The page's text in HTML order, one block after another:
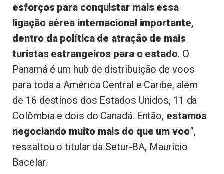
esforços para conquistar mais essa
ligação aérea internacional importante,
dentro da política de atração de mais
turistas estrangeiros para o estado. O
Panamá é um hub de distribuição de voos
para toda a América Central e Caribe, além
de 16 destinos dos Estados Unidos, 11 da
Colômbia e dois do Canadá. Então, estamos
negociando muito mais do que um voo”,
ressaltou o titular da Setur-BA, Maurício
Bacelar.